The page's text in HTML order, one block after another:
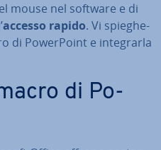
mouse nel software e di
accesso rapido. Vi spie­ghe­
di Po­wer­Point e in­te­grar­la
di Po­